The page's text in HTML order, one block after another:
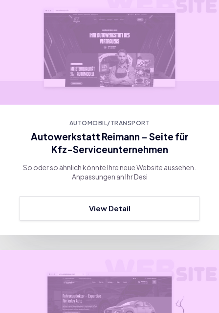
AUTOMOBIL/TRANSPORT
Autowerkstatt Reimann – Seite für
Kfz-Serviceunternehmen
So oder so ähnlich könnte Ihre neue Website aussehen.
Anpassungen an Ihr Desi
View Detail